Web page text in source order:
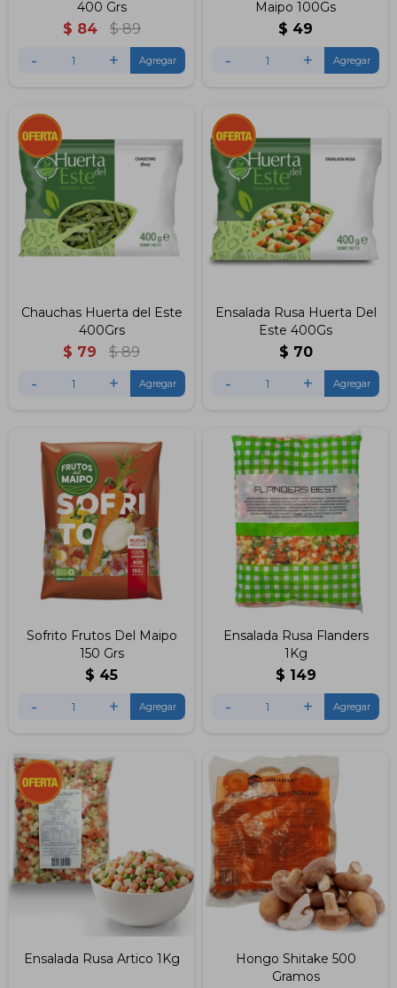
400 Grs
$ 84 $ 89
- +
Maipo 100Gs
$ 49
- +
Chauchas Huerta del Este
400Grs
$ 79 $ 89
- +
Ensalada Rusa Huerta Del
Este 400Gs
$ 70
- +
Sofrito Frutos Del Maipo
150 Grs
$ 45
- +
Ensalada Rusa Flanders
1Kg
$ 149
- +
Ensalada Rusa Artico 1Kg
Hongo Shitake 500
Gramos